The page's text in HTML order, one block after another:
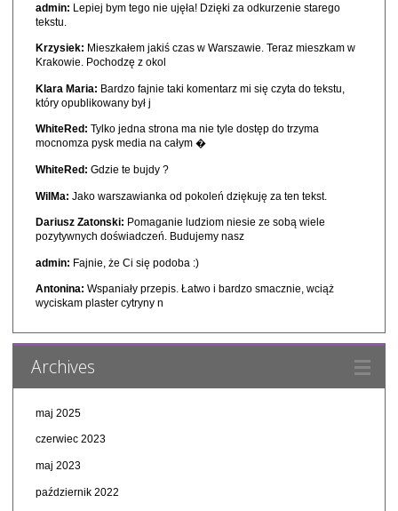
admin: Lepiej bym tego nie ujęła! Dzięki za odkurzenie starego
tekstu.
Krzysiek: Mieszkałem jakiś czas w Warszawie. Teraz mieszkam w
Krakowie. Pochodzę z okol
Klara Maria: Bardzo fajnie taki komentarz mi się czyta do tekstu,
który opublikowany był j
WhiteRed: Tylko jedna strona ma nie tyle dostęp do trzyma
mocnomza pysk media na całym �
WhiteRed: Gdzie te bujdy ?
WilMa: Jako warszawianka od pokoleń dziękuję za ten tekst.
Dariusz Zatonski: Pomaganie ludziom niesie ze sobą wiele
pozytywnych doświadczeń. Budujemy nasz
admin: Fajnie, że Ci się podoba :)
Antonina: Wspaniały przepis. Łatwo i bardzo smacznie, wciąż
wyciskam plaster cytryny n
Archives
maj 2025
czerwiec 2023
maj 2023
październik 2022